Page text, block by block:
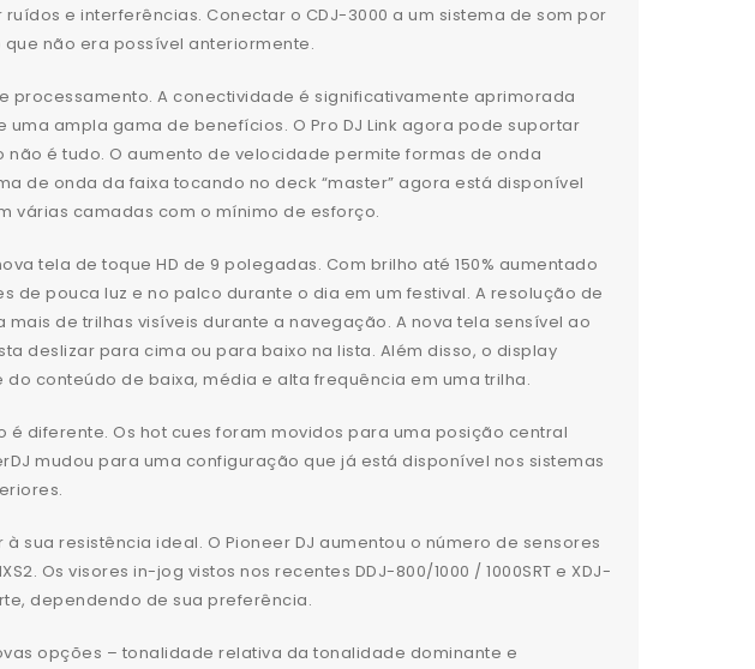
e interferências. Conectar o CDJ-3000 a um sistema de som por
que não era possível anteriormente.
A conectividade é significativamente aprimorada
ampla gama de benefícios. O Pro DJ Link agora pode suportar
é tudo. O aumento de velocidade permite formas de onda
de onda da faixa tocando no deck “master” agora está disponível
várias camadas com o mínimo de esforço.
tela de toque HD de 9 polegadas. Com brilho até 150% aumentado
de pouca luz e no palco durante o dia em um festival. A resolução de
de trilhas visíveis durante a navegação. A nova tela sensível ao
deslizar para cima ou para baixo na lista. Além disso, o display
conteúdo de baixa, média e alta frequência em uma trilha.
diferente. Os hot cues foram movidos para uma posição central
mudou para uma configuração que já está disponível nos sistemas
resistência ideal. O Pioneer DJ aumentou o número de sensores
Os visores in-jog vistos nos recentes DDJ-800/1000 / 1000SRT e XDJ-
dependendo de sua preferência.
opções – tonalidade relativa da tonalidade dominante e